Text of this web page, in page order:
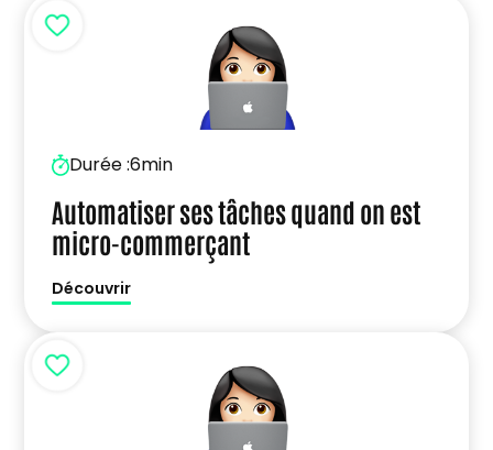
Durée :6min
Automatiser ses tâches quand on est
micro-commerçant
Découvrir